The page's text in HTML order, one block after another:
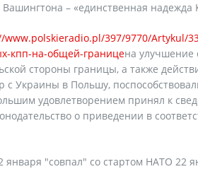
– «единственная надежда
www.polskieradio.pl/397/9770/Artykul/
кпп-на-общей-границена улучшение
стороны границы, а также
с Украины в Польшу,
удовлетворением принял к
о приведении в
января "совпал" со стартом НАТО 22